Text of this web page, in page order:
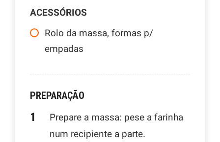
ACESSÓRIOS
Rolo da massa, formas p/
empadas
PREPARAÇÃO
Prepare a massa: pese a farinha
num recipiente a parte.